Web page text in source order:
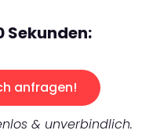
Sekunden:
anfragen!
& unverbindlich.